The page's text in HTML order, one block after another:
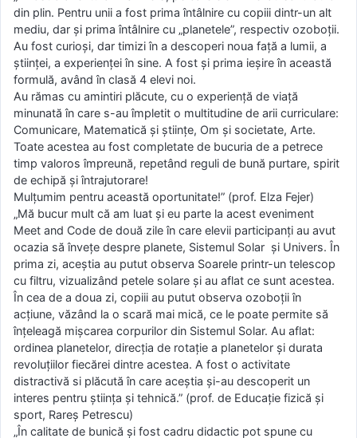
din plin. Pentru unii a fost prima întâlnire cu copiii dintr-un alt
mediu, dar și prima întâlnire cu „planetele”, respectiv ozoboții.
Au fost curioși, dar timizi în a descoperi noua față a lumii, a
științei, a experienței în sine. A fost și prima ieșire în această
formulă, având în clasă 4 elevi noi.
Au rămas cu amintiri plăcute, cu o experiență de viață
minunată în care s-au împletit o multitudine de arii curriculare:
Comunicare, Matematică și științe, Om și societate, Arte.
Toate acestea au fost completate de bucuria de a petrece
timp valoros împreună, repetând reguli de bună purtare, spirit
de echipă și întrajutorare!
Mulțumim pentru această oportunitate!” (prof. Elza Fejer)
„Mă bucur mult că am luat și eu parte la acest eveniment
Meet and Code de două zile în care elevii participanți au avut
ocazia să învețe despre planete, Sistemul Solar și Univers. În
prima zi, aceștia au putut observa Soarele printr-un telescop
cu filtru, vizualizând petele solare și au aflat ce sunt acestea.
În cea de a doua zi, copiii au putut observa ozoboții în
acțiune, văzând la o scară mai mică, ce le poate permite să
înțeleagă mișcarea corpurilor din Sistemul Solar. Au aflat:
ordinea planetelor, direcția de rotație a planetelor și durata
revoluțiilor fiecărei dintre acestea. A fost o activitate
distractivă si plăcută în care aceștia și-au descoperit un
interes pentru știința și tehnică.” (prof. de Educație fizică și
sport, Rareș Petrescu)
„În calitate de bunică și fost cadru didactic pot spune cu